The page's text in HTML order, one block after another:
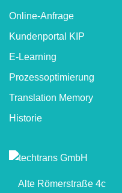
Online-Anfrage
Kundenportal KIP
E-Learning
Prozessoptimierung
Translation Memory
Historie
Alte Römerstraße 4c